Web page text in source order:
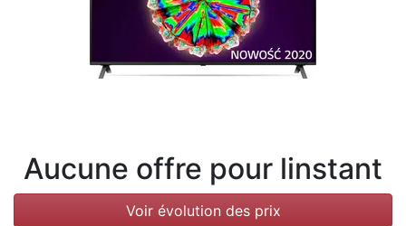
Aucune offre pour linstant
Voir évolution des prix